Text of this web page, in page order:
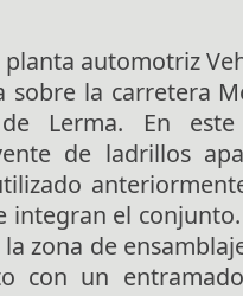
planta automotriz
sobre la carretera
Lerma. En este
de ladrillos
integran el
zona de
con un